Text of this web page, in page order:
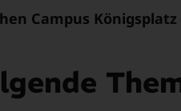
Campus Königsplatz